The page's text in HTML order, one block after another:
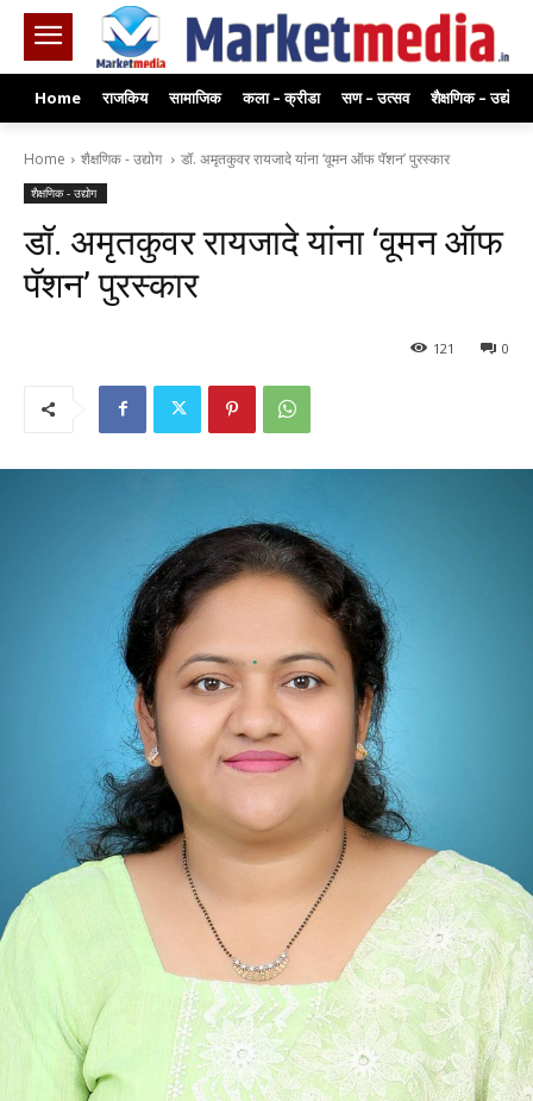
Home राजकिय सामाजिक कला – क्रीडा सण – उत्सव शैक्षणिक – उद्योग
Home शैक्षणिक - उद्योग डॉ. अमृतकुवर रायजादे यांना ‘वूमन ऑफ पॅशन’ पुरस्कार
शैक्षणिक - उद्योग
डॉ. अमृतकुवर रायजादे यांना ‘वूमन ऑफ
पॅशन’ पुरस्कार
0
121